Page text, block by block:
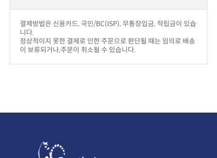
니다.
이 보류되거나,주문이 취소될 수 있습니다.